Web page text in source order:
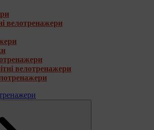
велотренажери
велотренажери